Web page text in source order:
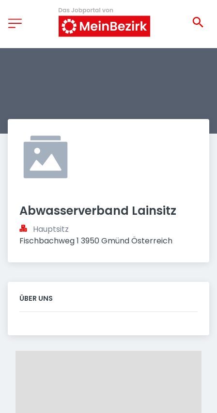
Abwasserverband Lainsitz
Hauptsitz
Fischbachweg 1 3950 Gmünd Österreich
ÜBER UNS